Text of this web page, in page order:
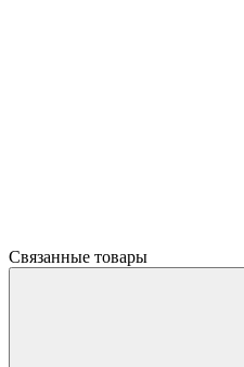
Связанные товары